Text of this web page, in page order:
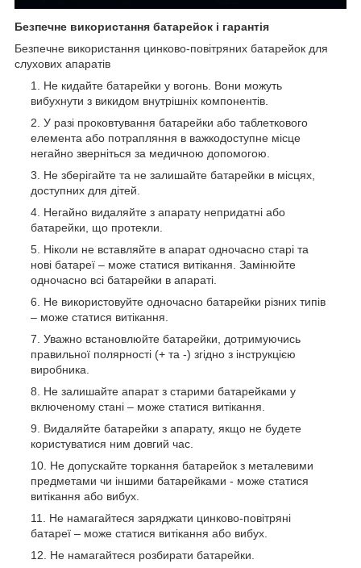
Безпечне використання батарейок і гарантія
Безпечне використання цинково-повітряних батарейок для
слухових апаратів
Не кидайте батарейки у вогонь. Вони можуть
вибухнути з викидом внутрішніх компонентів.
У разі проковтування батарейки або таблеткового
елемента або потрапляння в важкодоступне місце
негайно зверніться за медичною допомогою.
Не зберігайте та не залишайте батарейки в місцях,
доступних для дітей.
Негайно видаляйте з апарату непридатні або
батарейки, що протекли.
Ніколи не вставляйте в апарат одночасно старі та
нові батареї – може статися витікання. Замінюйте
одночасно всі батарейки в апараті.
Не використовуйте одночасно батарейки різних типів
– може статися витікання.
Уважно встановлюйте батарейки, дотримуючись
правильної полярності (+ та -) згідно з інструкцією
виробника.
Не залишайте апарат з старими батарейками у
включеному стані – може статися витікання.
Видаляйте батарейки з апарату, якщо не будете
користуватися ним довгий час.
Не допускайте торкання батарейок з металевими
предметами чи іншими батарейками - може статися
витікання або вибух.
Не намагайтеся заряджати цинково-повітряні
батареї – може статися витікання або вибух.
Не намагайтеся розбирати батарейки.